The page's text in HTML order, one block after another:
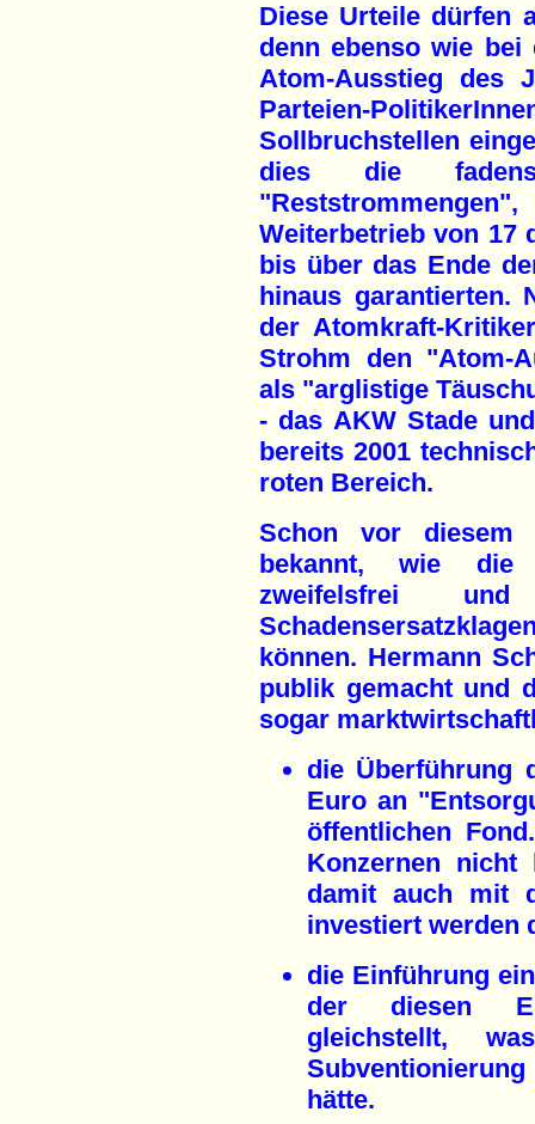
Diese Urteile dürfen
denn ebenso wie
Atom-Ausstieg des
Parteien-
Sollbruchstellen
dies die
Weiterbetrieb von 17
bis über das Ende
hinaus garantierten.
der Atomkraft-
Strohm den "Atom-
als "arglistige
- das AKW Stade
bereits 2001
roten Bereich.
Schon vor diesem
bekannt, wie die
zweifelsfrei
können. Hermann
publik gemacht und
sogar
die Überführung
Euro an
öffentlichen
Konzernen nicht
damit auch mit
investiert werden
die Einführung
der diesen
gleichstellt,
hätte.